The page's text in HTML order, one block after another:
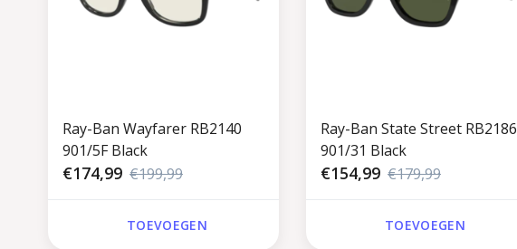
Ray-Ban Wayfarer RB2140
901/5F Black
€174,99 €199,99
TOEVOEGEN
Ray-Ban State Street RB2186
901/31 Black
€154,99 €179,99
TOEVOEGEN